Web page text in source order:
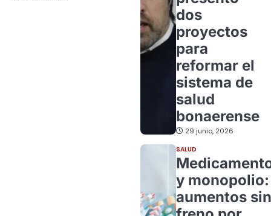
dos
proyectos
para
reformar el
sistema de
salud
bonaerense
29 junio, 2026
SALUD
y monopolio:
aumentos sin